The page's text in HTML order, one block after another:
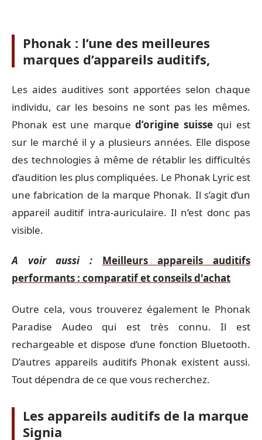
Phonak : l’une des meilleures
marques d’appareils auditifs,
Les aides auditives sont apportées selon chaque
individu, car les besoins ne sont pas les mêmes.
Phonak est une marqued’origine suisse qui est
sur le marché il y a plusieurs années. Elle dispose
des technologies à même de rétablir les difficultés
d’audition les plus compliquées. Le Phonak Lyric est
une fabrication de la marque Phonak. Il s’agit d’un
appareil auditif intra-auriculaire. Il n’est donc pas
visible.
A voir aussi :
Meilleurs appareils auditifs
performants : comparatif et conseils d'achat
Outre cela, vous trouverez également le Phonak
Paradise Audeo qui est très connu. Il est
rechargeable et dispose d’une fonction Bluetooth.
D’autres appareils auditifs Phonak existent aussi.
Tout dépendra de ce que vous recherchez.
Les appareils auditifs de la marque
Signia